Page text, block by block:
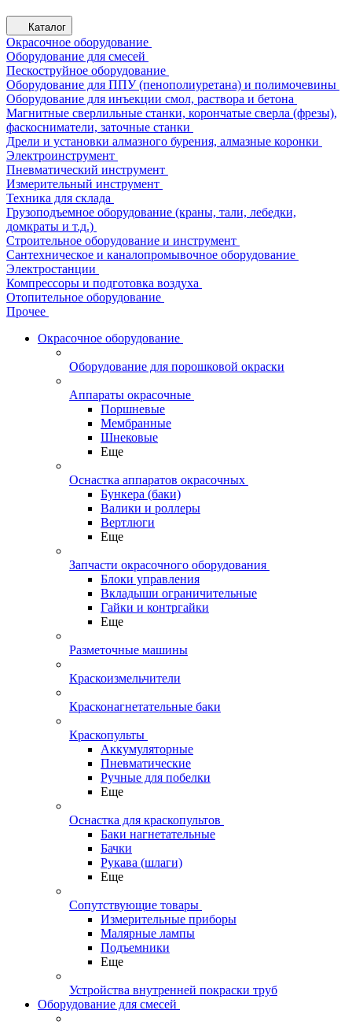
Каталог
Окрасочное оборудование
Оборудование для смесей
Пескоструйное оборудование
Оборудование для ППУ (пенополиуретана) и полимочевины
Оборудование для инъекции смол, раствора и бетона
Магнитные сверлильные станки, корончатые сверла (фрезы),
фаскосниматели, заточные станки
Дрели и установки алмазного бурения, алмазные коронки
Электроинструмент
Пневматический инструмент
Измерительный инструмент
Техника для склада
Грузоподъемное оборудование (краны, тали, лебедки,
домкраты и т.д.)
Строительное оборудование и инструмент
Сантехническое и каналопромывочное оборудование
Электростанции
Компрессоры и подготовка воздуха
Отопительное оборудование
Прочее
Окрасочное оборудование
Оборудование для порошковой окраски
Аппараты окрасочные
Поршневые
Мембранные
Шнековые
Еще
Оснастка аппаратов окрасочных
Бункера (баки)
Валики и роллеры
Вертлюги
Еще
Запчасти окрасочного оборудования
Блоки управления
Вкладыши ограничительные
Гайки и контргайки
Еще
Разметочные машины
Краскоизмельчители
Красконагнетательные баки
Краскопульты
Аккумуляторные
Пневматические
Ручные для побелки
Еще
Оснастка для краскопультов
Баки нагнетательные
Бачки
Рукава (шлаги)
Еще
Сопутствующие товары
Измерительные приборы
Малярные лампы
Подъемники
Еще
Устройства внутренней покраски труб
Оборудование для смесей